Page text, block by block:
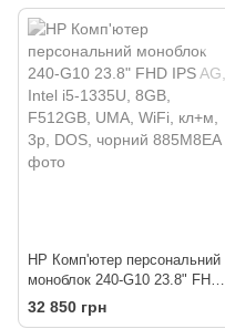
чорний
HP Комп'ютер персональний
моноблок 240-G10 23.8" FHD
IPS AG, Intel i5-1335U, 8GB,
F512GB, UMA, WiFi, кл+м, 3р,
32 850 грн